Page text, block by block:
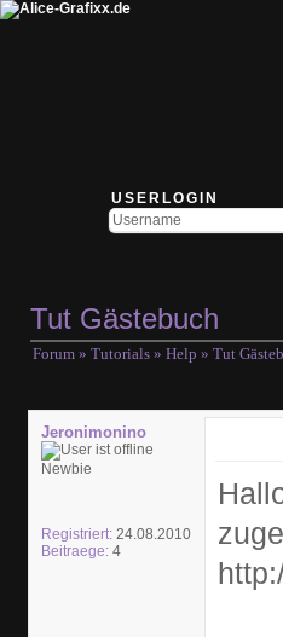
USERLOGIN
Tut Gästebuch
Forum » Tutorials » Help » Tut
Jeronimonino
Newbie
Registriert: 24.08.2010
Beitraege: 4